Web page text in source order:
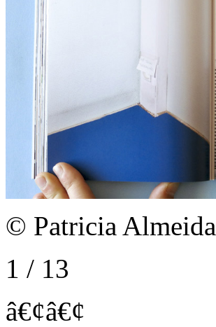
© Patricia Almeida
1 / 13
â€¢â€¢